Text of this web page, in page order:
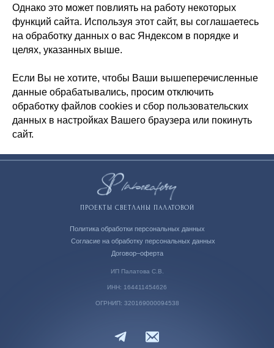
Однако это может повлиять на работу некоторых
функций сайта. Используя этот сайт, вы соглашаетесь
на обработку данных о вас Яндексом в порядке и
целях, указанных выше.
Если Вы не хотите, чтобы Ваши вышеперечисленные
данные обрабатывались, просим отключить
обработку файлов cookies и сбор пользовательских
данных в настройках Вашего браузера или покинуть
сайт.
ИП Палатова С.В.
ИНН: 164411454626
ОГРНИП: 320169000094538
ПРОЕКТЫ СВЕТЛАНЫ ПАЛАТОВОЙ
Договор–оферта
Политика обработки персональных данных
Согласие на обработку персональных данных